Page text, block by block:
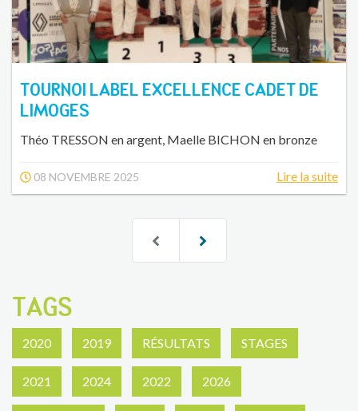
TOURNOI LABEL EXCELLENCE CADET DE
LIMOGES
Théo TRESSON en argent, Maelle BICHON en bronze
08 NOVEMBRE 2025 Lire la suite
TAGS
2020 2019 RÉSULTATS STAGES
2021 2024 2022 2026